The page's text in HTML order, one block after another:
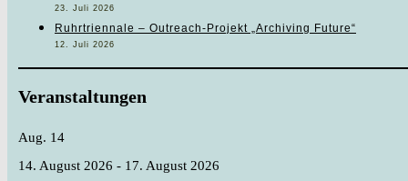
23. Juli 2026
Ruhrtriennale – Outreach-Projekt „Archiving Future“
12. Juli 2026
Veranstaltungen
Aug. 14
14. August 2026 - 17. August 2026